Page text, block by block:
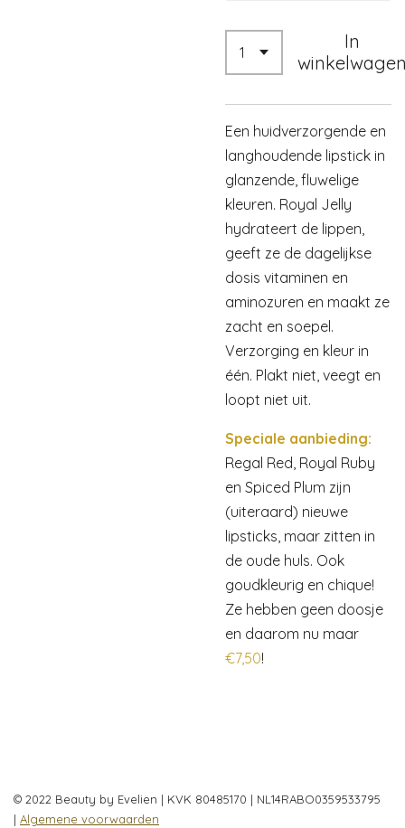
In
Een huidverzorgende en
langhoudende lipstick in
glanzende, fluwelige
kleuren. Royal Jelly
hydrateert de lippen,
geeft ze de dagelijkse
dosis vitaminen en
aminozuren en maakt ze
zacht en soepel.
Verzorging en kleur in
één. Plakt niet, veegt en
loopt niet uit.
Speciale aanbieding:
Regal Red, Royal Ruby
en Spiced Plum zijn
(uiteraard) nieuwe
lipsticks, maar zitten in
de oude huls. Ook
goudkleurig en chique!
Ze hebben geen doosje
en daarom nu maar
€7,50!
© 2022 Beauty by Evelien | KVK 80485170 | NL14RABO0359533795
| Algemene voorwaarden